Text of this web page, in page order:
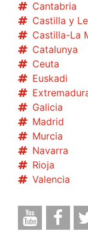
Cantabria
Castilla y
Castilla-La
Catalunya
Ceuta
Euskadi
Galicia
Madrid
Murcia
Navarra
Rioja
Valencia